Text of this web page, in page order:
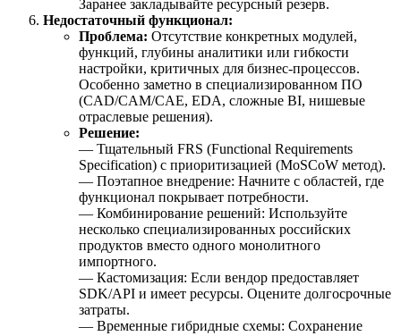
Заранее закладывайте ресурсный резерв.
Недостаточный функционал:
Проблема: Отсутствие конкретных модулей,
функций, глубины аналитики или гибкости
настройки, критичных для бизнес-процессов.
Особенно заметно в специализированном ПО
(CAD/CAM/CAE, EDA, сложные BI, нишевые
отраслевые решения).
Решение:
— Тщательный FRS (Functional Requirements
Specification) с приоритизацией (MoSCoW метод).
— Поэтапное внедрение: Начните с областей, где
функционал покрывает потребности.
— Комбинирование решений: Используйте
несколько специализированных российских
продуктов вместо одного монолитного
импортного.
— Кастомизация: Если вендор предоставляет
SDK/API и имеет ресурсы. Оцените долгосрочные
затраты.
— Временные гибридные схемы: Сохранение